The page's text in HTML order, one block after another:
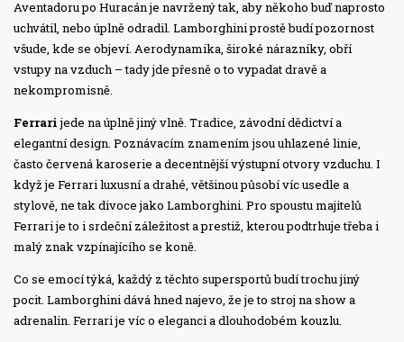
Aventadoru po Huracán je navržený tak, aby někoho buď naprosto
uchvátil, nebo úplně odradil. Lamborghini prostě budí pozornost
všude, kde se objeví. Aerodynamika, široké nárazníky, obří
vstupy na vzduch – tady jde přesně o to vypadat dravě a
nekompromisně.
Ferrarijede na úplně jiný vlně. Tradice, závodní dědictví a
elegantní design. Poznávacím znamením jsou uhlazené linie,
často červená karoserie a decentnější výstupní otvory vzduchu. I
když je Ferrari luxusní a drahé, většinou působí víc usedle a
stylově, ne tak divoce jako Lamborghini. Pro spoustu majitelů
Ferrari je to i srdeční záležitost a prestiž, kterou podtrhuje třeba i
malý znak vzpínajícího se koně.
Co se emocí týká, každý z těchto supersportů budí trochu jiný
pocit. Lamborghini dává hned najevo, že je to stroj na show a
adrenalin. Ferrari je víc o eleganci a dlouhodobém kouzlu.